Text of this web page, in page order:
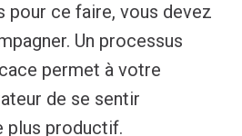
pour ce faire, vous devez
Un processus
permet à votre
de se sentir
plus productif.